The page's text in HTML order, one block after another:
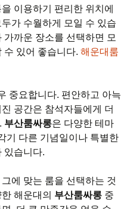
이용하기 편리한 위치에
가 수월하게 모일 수 있습
까운 장소를 선택하면 모
수 있어 좋습니다. 해운대룸
중요합니다. 편안하고 아늑
공간은 참석자들에게 더
부산룸싸롱은 다양한 테마
기 다른 기념일이나 특별한
있습니다.
에 맞는 룸을 선택하는 것
해운대의 부산룸싸롱 중